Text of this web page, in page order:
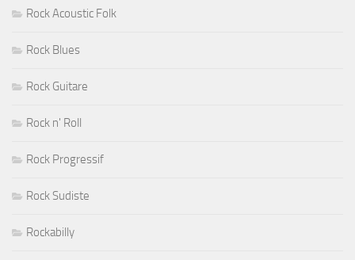
Rock Acoustic Folk
Rock Blues
Rock Guitare
Rock n' Roll
Rock Progressif
Rock Sudiste
Rockabilly